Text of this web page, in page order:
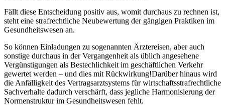
Fällt diese Entscheidung positiv aus, womit durchaus zu rechnen ist,
steht eine strafrechtliche Neubewertung der gängigen Praktiken im
Gesundheitswesen an.
So können Einladungen zu sogenannten Ärztereisen, aber auch
sonstige durchaus in der Vergangenheit als üblich angesehene
Vergünstigungen als Bestechlichkeit im geschäftlichen Verkehr
gewertet werden – und dies mit Rückwirkung!Darüber hinaus wird
die Anfälligkeit des Vertragsarztsystems für wirtschaftsstrafrechtliche
Sachverhalte dadurch verschärft, dass jegliche Harmonisierung der
Normenstruktur im Gesundheitswesen fehlt.